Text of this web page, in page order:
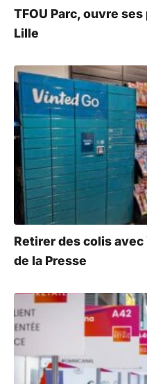
TFOU Parc, ouvre
Lille
Retirer des colis
de la Presse